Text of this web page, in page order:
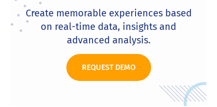
Create memorable experiences based
on real-time data, insights and
advanced analysis.
REQUEST DEMO